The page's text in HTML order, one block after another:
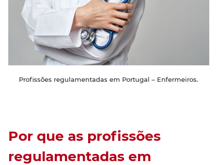
Profissões regulamentadas em Portugal – Enfermeiros.
Por que as profissões
regulamentadas em